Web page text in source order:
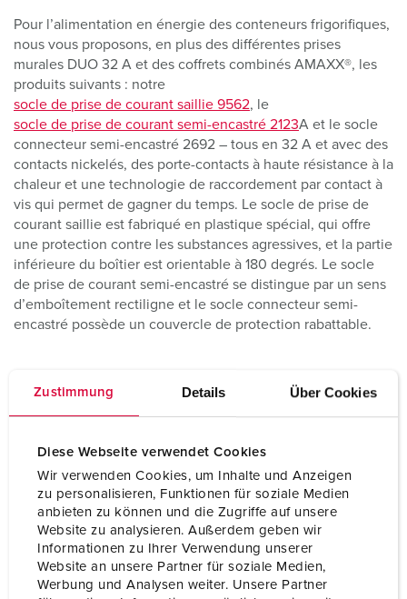
Zustimmung Details Über Cookies
Diese Webseite verwendet Cookies
Wir verwenden Cookies, um Inhalte und Anzeigen
zu personalisieren, Funktionen für soziale Medien
anbieten zu können und die Zugriffe auf unsere
Website zu analysieren. Außerdem geben wir
Informationen zu Ihrer Verwendung unserer
Website an unsere Partner für soziale Medien,
Werbung und Analysen weiter. Unsere Partner
Pour l’alimentation en énergie des conteneurs frigorifiques,
nous vous proposons, en plus des différentes prises
murales DUO 32 A et des coffrets combinés AMAXX®, les
produits suivants : notre
socle de prise de courant saillie 9562, le
socle de prise de courant semi-encastré 2123A et le socle
connecteur semi-encastré 2692 – tous en 32 A et avec des
contacts nickelés, des porte-contacts à haute résistance à la
chaleur et une technologie de raccordement par contact à
vis qui permet de gagner du temps. Le socle de prise de
courant saillie est fabriqué en plastique spécial, qui offre
une protection contre les substances agressives, et la partie
inférieure du boîtier est orientable à 180 degrés. Le socle
de prise de courant semi-encastré se distingue par un sens
d’emboîtement rectiligne et le socle connecteur semi-
encastré possède un couvercle de protection rabattable.
Prises